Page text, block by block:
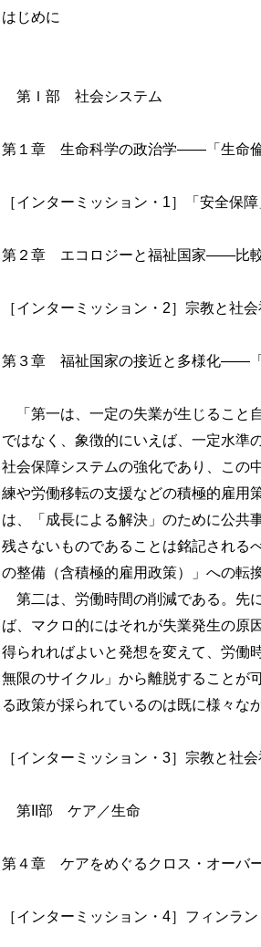
はじめに
第Ｉ部 社会システム
第１章 生命科学の政治学――「生命
［インターミッション・1］「安全
第２章 エコロジーと福祉国家――比較
［インターミッション・2］宗教と社
第３章 福祉国家の接近と多様化――
「第一は、一定の失業が生じること
ではなく、象徴的にいえば、一定水準
社会保障システムの強化であり、この
練や労働移転の支援などの積極的雇用
は、「成長による解決」のために公共
残さないものであることは銘記される
の整備（含積極的雇用政策）」への転
第二は、労働時間の削減である。先
ば、マクロ的にはそれが失業発生の原
得られればよいと発想を変えて、労働
無限のサイクル」から離脱することが
る政策が採られているのは既に様々な
［インターミッション・3］宗教と社
第II部 ケア／生命
第４章 ケアをめぐるクロス・オーバ
［インターミッション・4］フィンラン